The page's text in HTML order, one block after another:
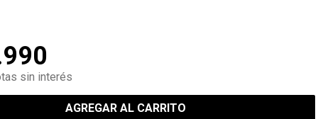
990
sin interés
AGREGAR AL CARRITO